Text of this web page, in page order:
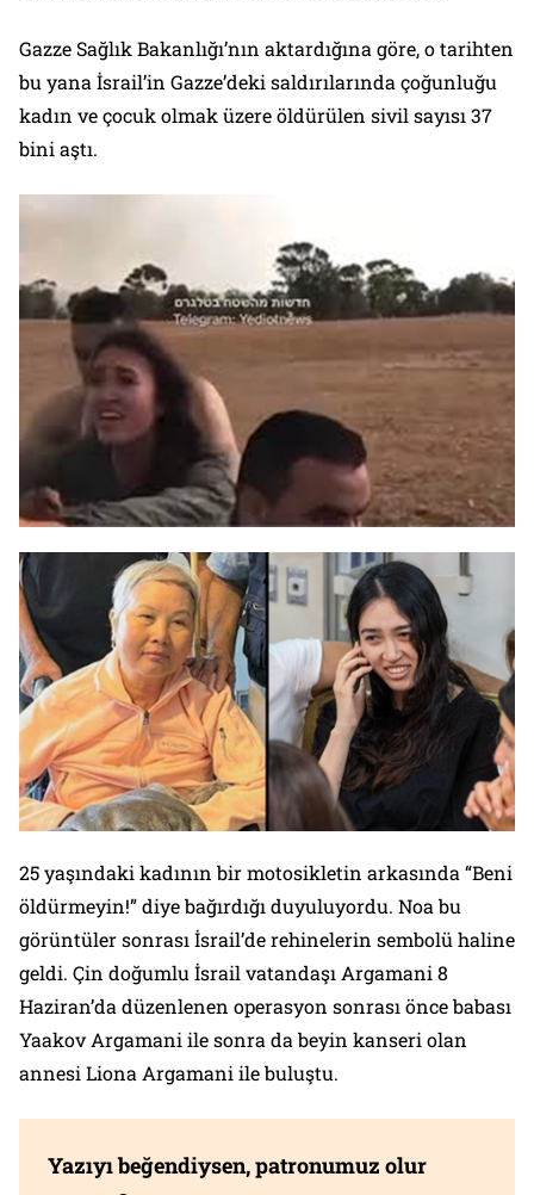
Gazze Sağlık Bakanlığı’nın aktardığına göre, o tarihten
bu yana İsrail’in Gazze’deki saldırılarında çoğunluğu
kadın ve çocuk olmak üzere öldürülen sivil sayısı 37
bini aştı.
25 yaşındaki kadının bir motosikletin arkasında “Beni
öldürmeyin!” diye bağırdığı duyuluyordu. Noa bu
görüntüler sonrası İsrail’de rehinelerin sembolü haline
geldi. Çin doğumlu İsrail vatandaşı Argamani 8
Haziran’da düzenlenen operasyon sonrası önce babası
Yaakov Argamani ile sonra da beyin kanseri olan
annesi Liona Argamani ile buluştu.
Yazıyı beğendiysen, patronumuz olur